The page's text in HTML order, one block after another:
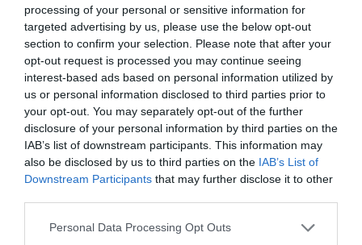
processing of your personal or sensitive information for
targeted advertising by us, please use the below opt-out
section to confirm your selection. Please note that after your
opt-out request is processed you may continue seeing
interest-based ads based on personal information utilized by
us or personal information disclosed to third parties prior to
your opt-out. You may separately opt-out of the further
disclosure of your personal information by third parties on the
IAB’s list of downstream participants. This information may
also be disclosed by us to third parties on the IAB’s List of
Downstream Participants that may further disclose it to other
Personal Data Processing Opt Outs
ATTUALITÀ